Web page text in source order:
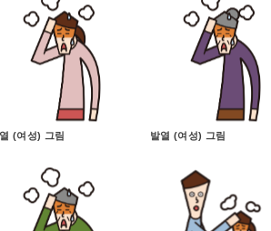
(여성) 그림 발열 (여성) 그림